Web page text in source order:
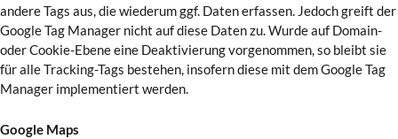
andere Tags aus, die wiederum ggf. Daten erfassen. Jedoch greift der
Google Tag Manager nicht auf diese Daten zu. Wurde auf Domain-
oder Cookie-Ebene eine Deaktivierung vorgenommen, so bleibt sie
für alle Tracking-Tags bestehen, insofern diese mit dem Google Tag
Manager implementiert werden.
Google Maps